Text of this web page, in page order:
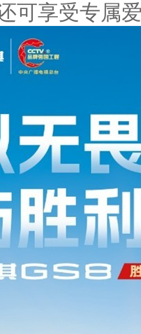
可享受专属